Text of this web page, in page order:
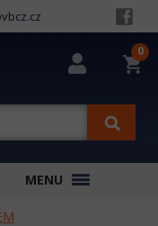
shopping_cart
0
MENU